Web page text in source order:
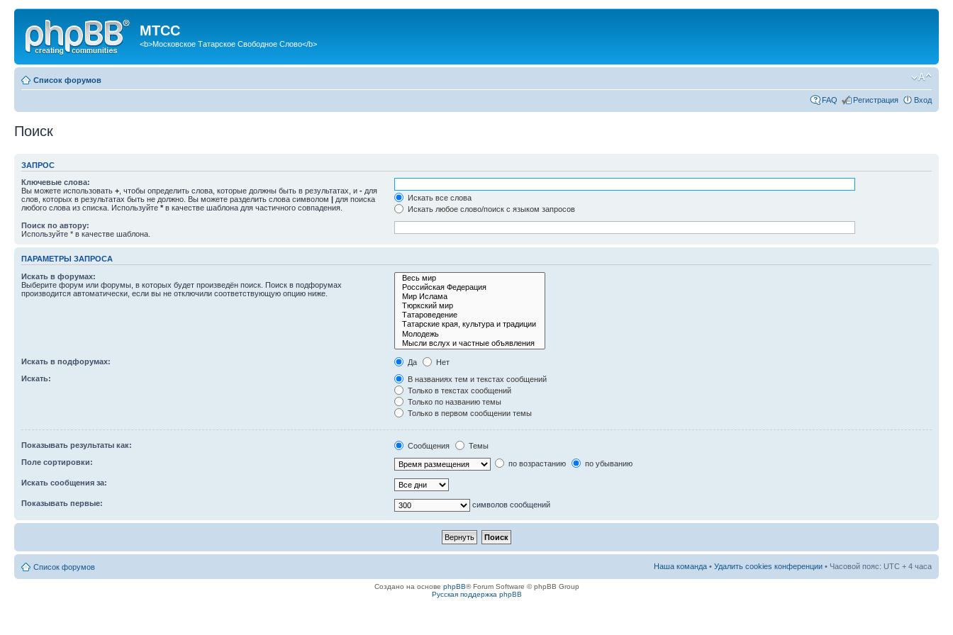
МТСС
<b>Московское Татарское Свободное Слово</b>
Список форумов
FAQ Регистрация Вход
Поиск
ЗАПРОС
Ключевые слова:
Вы можете использовать + , чтобы определить слова, которые должны быть в результатах, и - для
слов, которых в результатах быть не должно. Вы можете разделить слова символом | для поиска
любого слова из списка. Используйте * в качестве шаблона для частичного совпадения.
Искать все слова
Искать любое слово/поиск с языком запросов
Поиск по автору:
Используйте * в качестве шаблона.
ПАРАМЕТРЫ ЗАПРОСА
Искать в форумах:
Выберите форум или форумы, в которых будет произведён поиск. Поиск в подфорумах
производится автоматически, если вы не отключили соответствующую опцию ниже.
Искать в подфорумах: Да
Нет
Искать:
В названиях тем и текстах сообщений
Только в текстах сообщений
Только по названию темы
Только в первом сообщении темы
Показывать результаты как: Сообщения
Темы
Поле сортировки:
по возрастанию по убыванию
Искать сообщения за:
Показывать первые: символов сообщений
Список форумов Наша команда • Удалить cookies конференции • Часовой пояс: UTC + 4 часа
Создано на основе phpBB® Forum Software © phpBB Group
Русская поддержка phpBB